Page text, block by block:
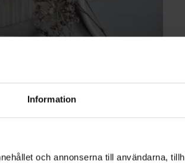
Information
och annonserna till användarna,